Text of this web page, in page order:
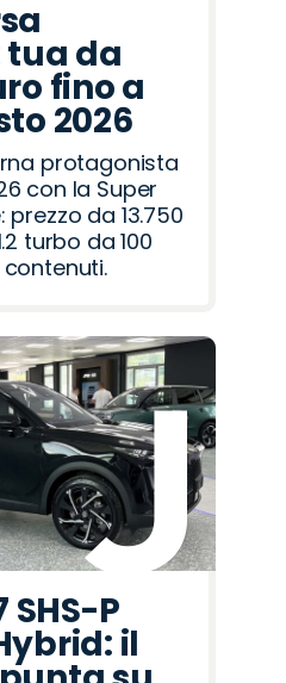
tua da
fino a
2026
protagonista
con la Super
da 13.750
turbo da 100
P
il